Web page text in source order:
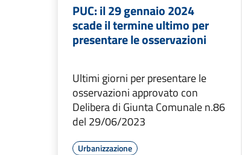
PUC: il 29 gennaio 2024
scade il termine ultimo per
presentare le osservazioni
Ultimi giorni per presentare le
osservazioni approvato con
Delibera di Giunta Comunale n.86
del 29/06/2023
Urbanizzazione